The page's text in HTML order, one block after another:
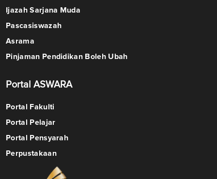
Ijazah Sarjana Muda
Pascasiswazah
Asrama
Pinjaman Pendidikan Boleh Ubah
Portal ASWARA
Portal Fakulti
Portal Pelajar
Portal Pensyarah
Perpustakaan